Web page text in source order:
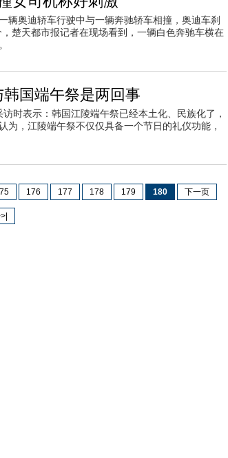
辆奥迪轿车行驶中与一辆奔驰轿车相撞，奥迪车刹
楚天都市报记者在现场看到，一辆白色奔驰车横在
国端午祭是两回事
时表示：韩国江陵端午祭已经本土化、民族化了，
，江陵端午祭不仅仅具备一个节日的礼仪功能，
176 177 178 179 180 下一页